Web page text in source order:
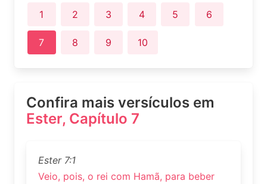
1 2 3 4 5 6
7 8 9 10
Confira mais versículos em
Ester, Capítulo 7
Ester 7:1
Veio, pois, o rei com Hamã, para beber